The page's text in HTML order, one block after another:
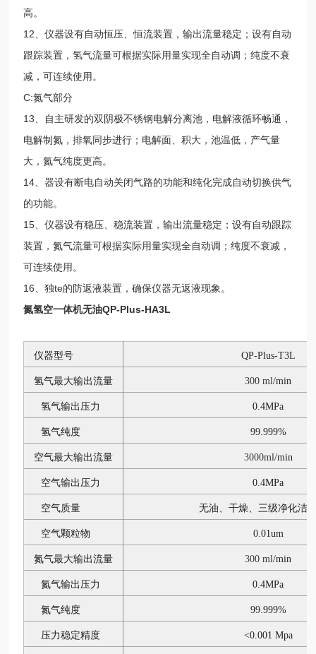
高。
12、仪器设有自动恒压、恒流装置，输出流量稳定；设有自动
跟踪装置，氢气流量可根据实际用量实现全自动调；纯度不衰
减，可连续使用。
C:氮气部分
13、自主研发的双阴极不锈钢电解分离池，电解液循环畅通，
电解制氮，排氧同步进行；电解面、积大，池温低，产气量
大，氮气纯度更高。
14、器设有断电自动关闭气路的功能和纯化完成自动切换供气
的功能。
15、仪器设有稳压、稳流装置，输出流量稳定；设有自动跟踪
装置，氮气流量可根据实际用量实现全自动调；纯度不衰减，
可连续使用。
16、独te的防返液装置，确保仪器无返液现象。
氮氢空一体机无油QP-Plus-HA3L
仪器型号 QP-Plus-T3L
氢气最大输出流量 300 ml/min
氢气输出压力 0.4MPa
氢气纯度 99.999%
空气最大输出流量 3000ml/min
空气输出压力 0.4MPa
空气质量 无油、干燥、三级净化洁
空气颗粒物 0.01um
氮气最大输出流量 300 ml/min
氮气输出压力 0.4MPa
氮气纯度 99.999%
压力稳定精度 <0.001 Mpa